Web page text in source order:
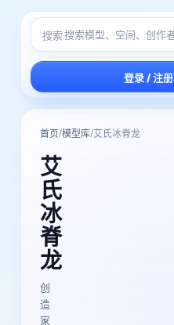
搜索
登录 / 注册
首页/模型库/艾氏冰脊龙
艾
氏
冰
脊
龙
创
造
家